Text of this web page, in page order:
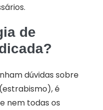
de
dúvidas sobre
é
nem todas os